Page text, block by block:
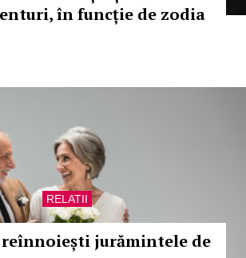
în funcție de zodia
RELATII
reînnoiești jurămintele de